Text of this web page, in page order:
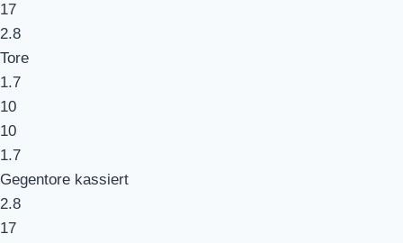
17
2.8
Tore
1.7
10
10
1.7
Gegentore kassiert
2.8
17